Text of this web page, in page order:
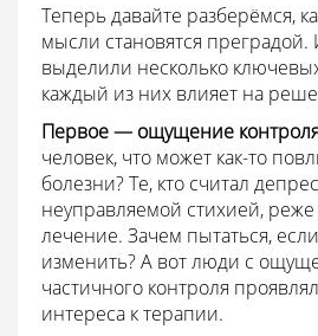
Теперь давайте разберёмся,
мысли становятся преградой.
выделили несколько
каждый из них влияет на
Первое — ощущение
человек, что может как-то
болезни? Те, кто считал
неуправляемой стихией,
лечение. Зачем пытаться,
изменить? А вот люди с
частичного контроля
интереса к терапии.